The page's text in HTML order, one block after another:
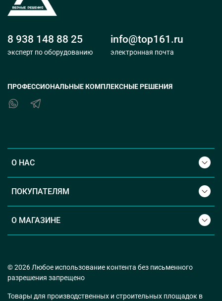
О НАС
ПОКУПАТЕЛЯМ
О МАГАЗИНЕ
8 938 148 88 25
эксперт по оборудованию
info@top161.ru
электронная почта
ПРОФЕССИОНАЛЬНЫЕ КОМПЛЕКСНЫЕ РЕШЕНИЯ
© 2026 Любое использование контента без письменного
разрешения запрещено
Товары для производственных и строительных площадок в